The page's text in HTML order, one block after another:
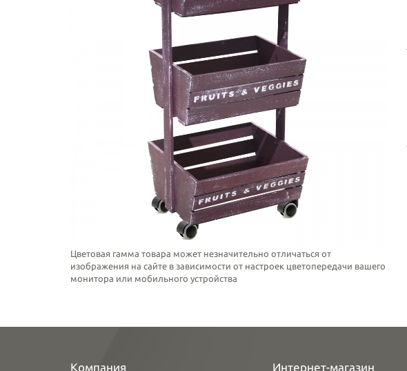
Цветовая гамма товара может незначительно отличаться от
изображения на сайте в зависимости от настроек цветопередачи вашего
монитора или мобильного устройства
Компания Интернет-магазин